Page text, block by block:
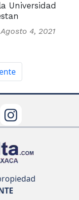
Universidad
4, 2021